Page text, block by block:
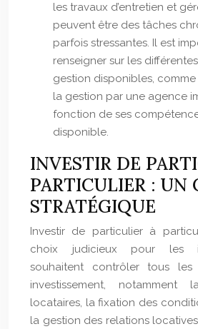
les travaux d’entretien et
peuvent être des tâches
parfois stressantes. Il est
renseigner sur les
gestion disponibles, comme
la gestion par une agence
fonction de ses
disponible.
INVESTIR DE
PARTICULIER : UN
STRATÉGIQUE
Investir de particulier à
choix judicieux pour les
souhaitent contrôler tous
investissement,
locataires, la fixation des
la gestion des relations